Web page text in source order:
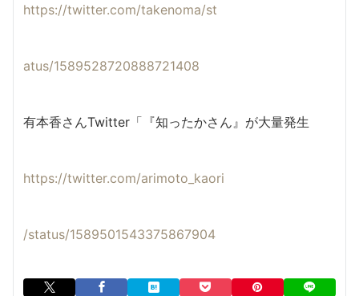
https://twitter.com/takenoma/st
atus/1589528720888721408
有本香さんTwitter「『知ったかさん』が大量発生
https://twitter.com/arimoto_ kaori
/status/1589501543375867904